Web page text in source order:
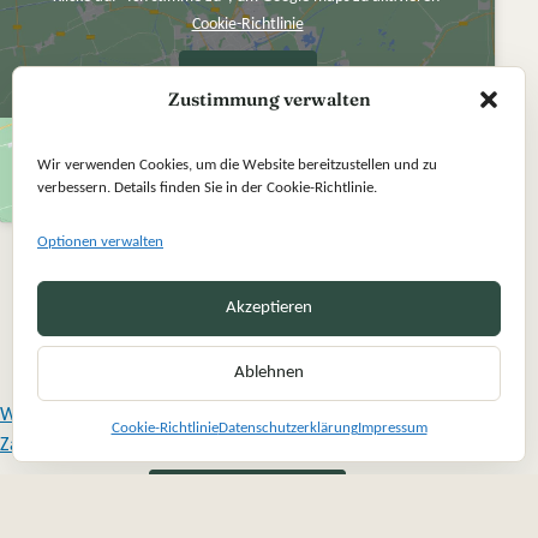
Zustimmung verwalten
Wir verwenden Cookies, um die Website bereitzustellen und zu
verbessern. Details finden Sie in der Cookie-Richtlinie.
Optionen verwalten
Akzeptieren
Ablehnen
Cookie-RichtlinieDatenschutzerklärungImpressum
Cookie-Richtlinie
Widerrufsbelehrung
Zahlung und Versand